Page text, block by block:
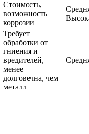
Стоимость,
возможность
коррозии
Требует
обработки от
гниения и
вредителей,
менее
долговечна, чем
металл